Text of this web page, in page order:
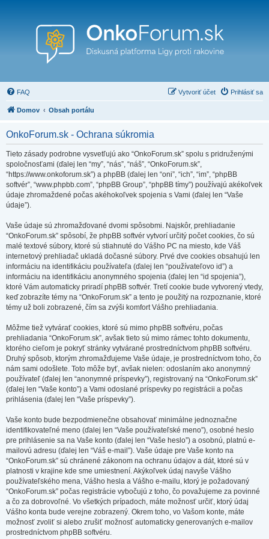
FAQ Prihlásiť sa
Vytvoriť účet
Domov Obsah portálu
OnkoForum.sk - Ochrana súkromia
Tieto zásady podrobne vysvetľujú ako “OnkoForum.sk” spolu s pridruženými
spoločnosťami (ďalej len “my”, “nás”, “náš”, “OnkoForum.sk”,
“https://www.onkoforum.sk”) a phpBB (ďalej len “oni”, “ich”, “im”, “phpBB
softvér”, “www.phpbb.com”, “phpBB Group”, “phpBB tímy”) používajú akékoľvek
údaje zhromaždené počas akéhokoľvek spojenia s Vami (ďalej len “Vaše
údaje”).
Vaše údaje sú zhromažďované dvomi spôsobmi. Najskôr, prehliadanie
“OnkoForum.sk” spôsobí, že phpBB softvér vytvorí určitý počet cookies, čo sú
malé textové súbory, ktoré sú stiahnuté do Vášho PC na miesto, kde Váš
internetový prehliadač ukladá dočasné súbory. Prvé dve cookies obsahujú len
informáciu na identifikáciu používateľa (ďalej len “používateľovo id”) a
informáciu na identifikáciu anonymného spojenia (ďalej len “id spojenia”),
ktoré Vám automaticky priradí phpBB softvér. Tretí cookie bude vytvorený vtedy,
keď zobrazíte témy na “OnkoForum.sk” a tento je použitý na rozpoznanie, ktoré
témy už boli zobrazené, čím sa zvýši komfort Vášho prehliadania.
Môžme tiež vytvárať cookies, ktoré sú mimo phpBB softvéru, počas
prehliadania “OnkoForum.sk”, avšak tieto sú mimo rámec tohto dokumentu,
ktorého cieľom je pokryť stránky vytvárané prostredníctvom phpBB softvéru.
Druhý spôsob, ktorým zhromažďujeme Vaše údaje, je prostredníctvom toho, čo
nám sami odošlete. Toto môže byť, avšak nielen: odoslaním ako anonymný
používateľ (ďalej len “anonymné príspevky”), registrovaný na “OnkoForum.sk”
(ďalej len “Vaše konto”) a Vami odoslané príspevky po registrácii a počas
prihlásenia (ďalej len “Vaše príspevky”).
Vaše konto bude bezpodmienečne obsahovať minimálne jednoznačne
identifikovateľné meno (ďalej len “Vaše používateľské meno”), osobné heslo
pre prihlásenie sa na Vaše konto (ďalej len “Vaše heslo”) a osobnú, platnú e-
mailovú adresu (ďalej len “Váš e-mail”). Vaše údaje pre Vaše konto na
“OnkoForum.sk” sú chránené zákonom na ochranu údajov a dát, ktoré sú v
platnosti v krajine kde sme umiestnení. Akýkoľvek údaj navyše Vášho
používateľského mena, Vášho hesla a Vášho e-mailu, ktorý je požadovaný
“OnkoForum.sk” počas registrácie vybočujú z toho, čo považujeme za povinné
a čo za dobrovoľné. Vo všetkých prípadoch, máte možnosť určiť, ktorý údaj
Vášho konta bude verejne zobrazený. Okrem toho, vo Vašom konte, máte
možnosť zvoliť si alebo zrušiť možnosť automaticky generovaných e-mailov
prostredníctvom phpBB softvéru.